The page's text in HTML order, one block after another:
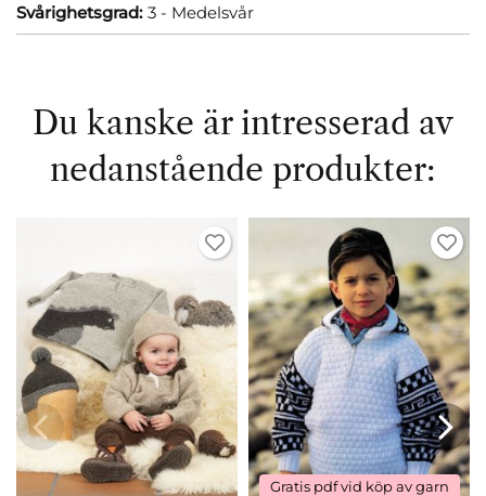
Svårighetsgrad: 3 - Medelsvår
Du kanske är intresserad av
nedanstående produkter:
Gratis pdf vid köp av garn